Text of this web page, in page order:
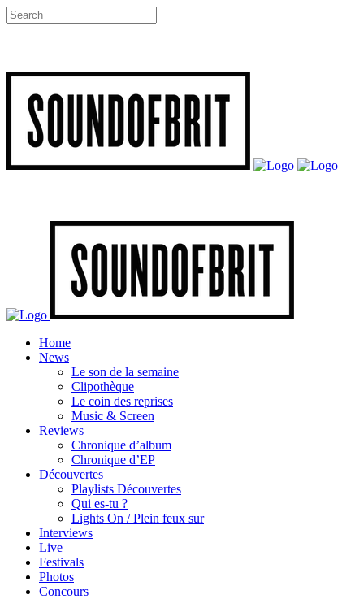
Home
News
Le son de la semaine
Clipothèque
Le coin des reprises
Music & Screen
Reviews
Chronique d’album
Chronique d’EP
Découvertes
Playlists Découvertes
Qui es-tu ?
Lights On / Plein feux sur
Interviews
Live
Festivals
Photos
Concours